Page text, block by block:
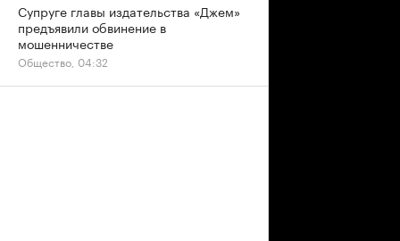
Супруге главы издательства «Джем»
предъявили обвинение в
мошенничестве
Общество, 04:32